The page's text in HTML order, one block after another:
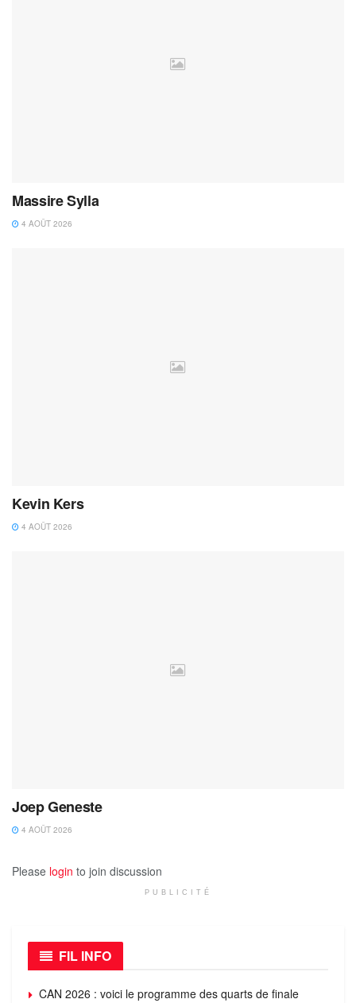
Massire Sylla
4 AOÛT 2026
Kevin Kers
4 AOÛT 2026
Joep Geneste
4 AOÛT 2026
Please login to join discussion
PUBLICITÉ
FIL INFO
CAN 2026 : voici le programme des quarts de finale